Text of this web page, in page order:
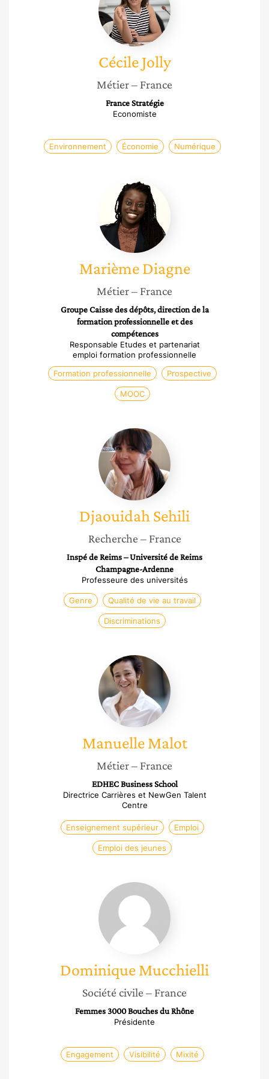
Cécile Jolly
Métier– France
France Stratégie
Economiste
Environnement Économie Numérique
Marième
Diagne
Marième Diagne
Métier– France
Groupe Caisse des dépôts, direction de la
formation professionnelle et des
compétences
Responsable Etudes et partenariat
emploi formation professionnelle
Formation professionnelle
Prospective
MOOC
Djaouidah
Sehili
DjaouidahSehili
Recherche – France
Inspé de Reims – Université de Reims
Champagne-Ardenne
Professeure des universités
Genre Qualité de vie au travail
Discriminations
Manuelle
Malot
Manuelle Malot
Métier– France
EDHEC Business School
Directrice Carrières et NewGen Talent
Centre
Enseignement supérieur Emploi
Emploi des jeunes
Dominique
Mucchielli
DominiqueMucchielli
Société civile – France
Femmes 3000 Bouches du Rhône
Présidente
Engagement Visibilité Mixité